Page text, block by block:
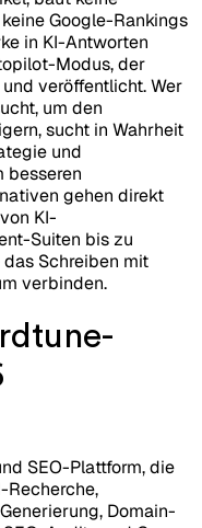
Google-Rankings
in KI-Antworten
Modus, der
veröffentlicht. Wer
um den
sucht in Wahrheit
und
besseren
gehen direkt
KI-
Suiten bis zu
Schreiben mit
verbinden.
SEO-Plattform, die
Recherche,
Domain-